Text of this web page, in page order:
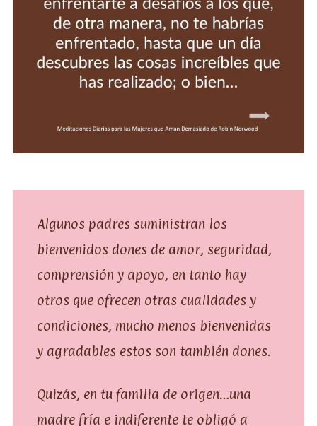
Algunos padres suministran los
bienvenidos dones de amor, seguridad,
comprensión y apoyo, en tanto hay
otros que ofrecen otras cualidades y
condiciones, mucho menos bienvenidas
y agradables estos son también dones.
Quizás, en tu familia de origen…una
madre fría e indiferente te obligó a